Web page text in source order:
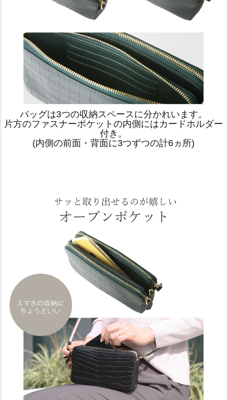
バッグは3つの収納スペースに分かれいます。
片方のファスナーポケットの内側にはカードホルダー
付き。
(内側の前面・背面に3つずつの計6ヵ所)